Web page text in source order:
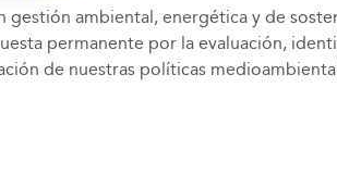
gestión ambiental, energética y de
permanente por la evaluación,
de nuestras políticas